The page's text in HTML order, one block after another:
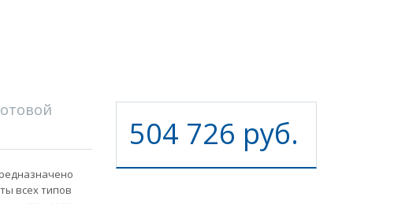
всех типов
504 726 руб.